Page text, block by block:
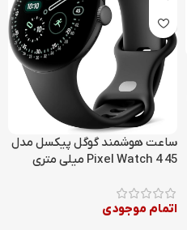
ساعت هوشمند گوگل پیکسل مدل
Pixel Watch 4 45 میلی متری
اتمام موجودی